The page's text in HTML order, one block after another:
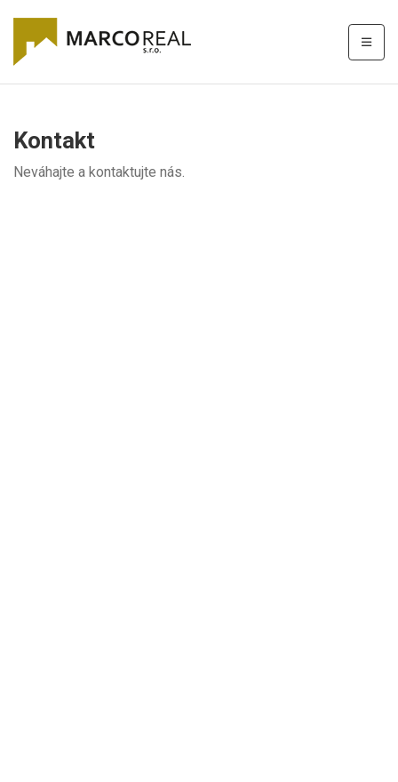
Kontakt
Neváhajte a kontaktujte nás.